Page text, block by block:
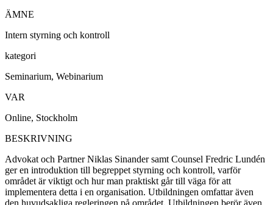
ÄMNE
Intern styrning och kontroll
kategori
Seminarium, Webinarium
VAR
Online, Stockholm
BESKRIVNING
Advokat och Partner Niklas Sinander samt Counsel Fredric Lundén
ger en introduktion till begreppet styrning och kontroll, varför
området är viktigt och hur man praktiskt går till väga för att
implementera detta i en organisation. Utbildningen omfattar även